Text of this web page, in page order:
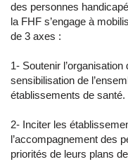
des personnes
la FHF s’engage à
de 3 axes :
1- Soutenir l’organisation
sensibilisation de
établissements de santé.
2- Inciter les
l’accompagnement des
priorités de leurs plans